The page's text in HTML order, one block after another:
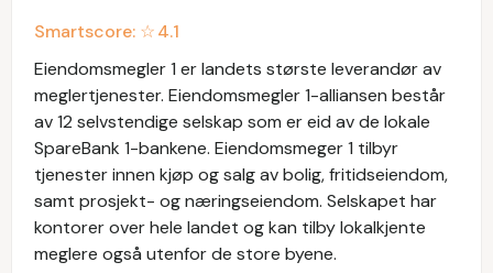
Smartscore: ☆4.1
Eiendomsmegler 1 er landets største leverandør av
meglertjenester. Eiendomsmegler 1-alliansen består
av 12 selvstendige selskap som er eid av de lokale
SpareBank 1-bankene. Eiendomsmeger 1 tilbyr
tjenester innen kjøp og salg av bolig, fritidseiendom,
samt prosjekt- og næringseiendom. Selskapet har
kontorer over hele landet og kan tilby lokalkjente
meglere også utenfor de store byene.